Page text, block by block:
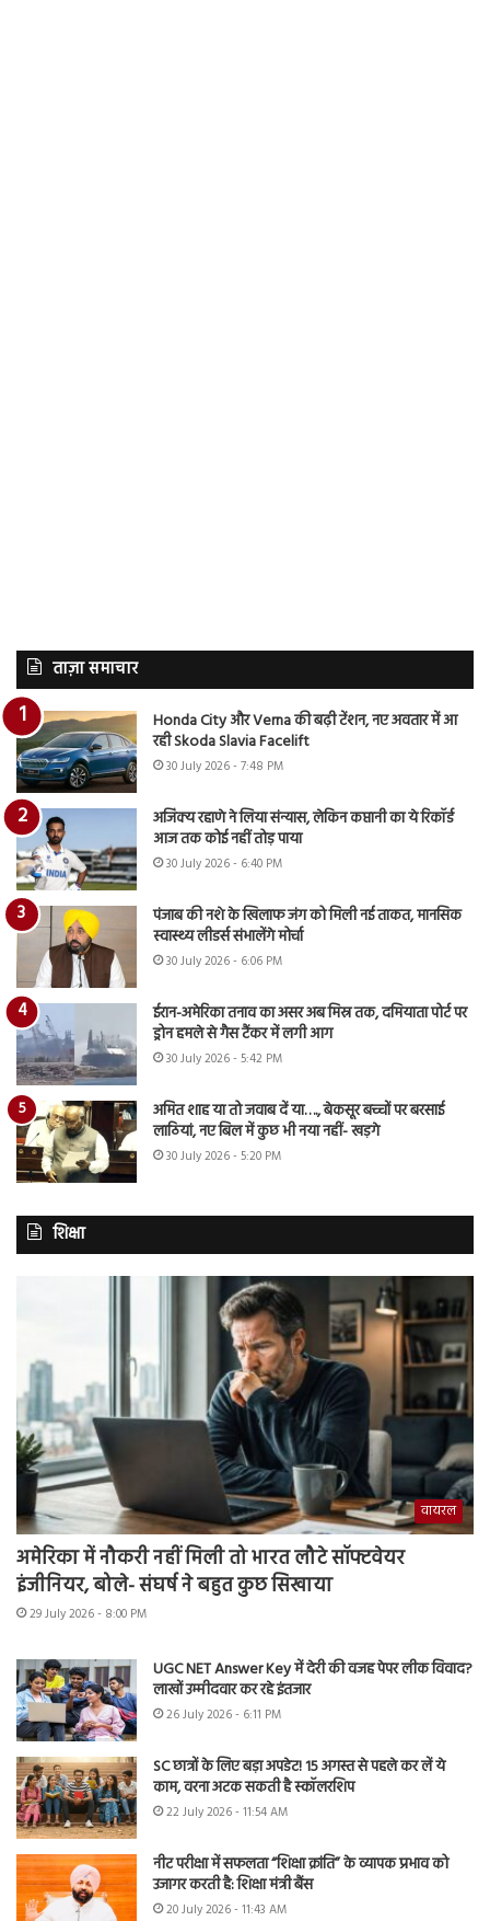
ताज़ा समाचार
Honda City और Verna की बढ़ी टेंशन, नए अवतार में आ
रही Skoda Slavia Facelift
30 July 2026 - 7:48 PM
अजिंक्य रहाणे ने लिया संन्यास, लेकिन कप्तानी का ये रिकॉर्ड
आज तक कोई नहीं तोड़ पाया
30 July 2026 - 6:40 PM
पंजाब की नशे के खिलाफ जंग को मिली नई ताकत, मानसिक
स्वास्थ्य लीडर्स संभालेंगे मोर्चा
30 July 2026 - 6:06 PM
ईरान-अमेरिका तनाव का असर अब मिस्र तक, दमियाता पोर्ट पर
ड्रोन हमले से गैस टैंकर में लगी आग
30 July 2026 - 5:42 PM
अमित शाह या तो जवाब दें या…., बेकसूर बच्चों पर बरसाई
लाठियां, नए बिल में कुछ भी नया नहीं- खड़गे
30 July 2026 - 5:20 PM
शिक्षा
वायरल
अमेरिका में नौकरी नहीं मिली तो भारत लौटे सॉफ्टवेयर
इंजीनियर, बोले- संघर्ष ने बहुत कुछ सिखाया
29 July 2026 - 8:00 PM
UGC NET Answer Key में देरी की वजह पेपर लीक विवाद?
लाखों उम्मीदवार कर रहे इंतजार
26 July 2026 - 6:11 PM
SC छात्रों के लिए बड़ा अपडेट! 15 अगस्त से पहले कर लें ये
काम, वरना अटक सकती है स्कॉलरशिप
22 July 2026 - 11:54 AM
नीट परीक्षा में सफलता “शिक्षा क्रांति” के व्यापक प्रभाव को
उजागर करती है: शिक्षा मंत्री बैंस
20 July 2026 - 11:43 AM